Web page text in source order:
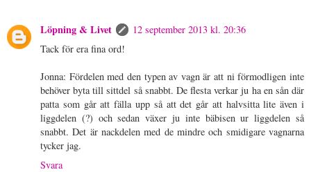
Löpning & Livet
12 september 2013 kl. 20:36
Tack för era fina ord!
Jonna: Fördelen med den typen av vagn är att ni förmodligen inte
behöver byta till sittdel så snabbt. De flesta verkar ju ha en sån där
patta som går att fälla upp så att det går att halvsitta lite även i
liggdelen (?) och sedan växer ju inte bäbisen ur liggdelen så
snabbt. Det är nackdelen med de mindre och smidigare vagnarna
tycker jag.
Svara